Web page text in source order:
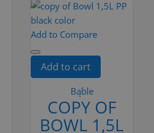
Add to Compare
Add to cart
Bąble
COPY OF
BOWL 1,5L